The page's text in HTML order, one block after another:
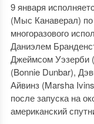
9 января
(Мыс Канаверал) по
многоразового
Даниэлем
Джеймсом Уэзерби
(Bonnie Dunbar),
Айвинз (Marsha
после запуска на
американский